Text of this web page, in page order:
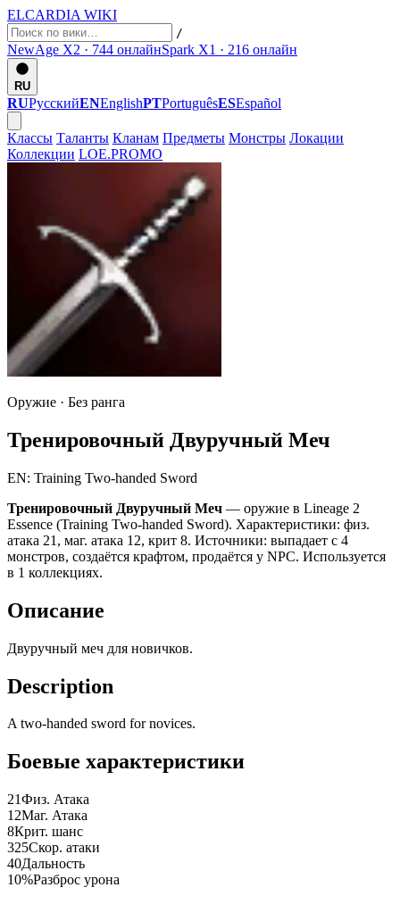
ELCARDIA WIKI
/
NewAge X2 · 744 онлайнSpark X1 · 216 онлайн
RU
RUРусскийENEnglishPTPortuguêsESEspañol
Классы Таланты Кланам Предметы Монстры Локации
Коллекции LOE.PROMO
Оружие · Без ранга
Тренировочный Двуручный Меч
EN: Training Two-handed Sword
Тренировочный Двуручный Меч — оружие в Lineage 2
Essence (Training Two-handed Sword). Характеристики: физ.
атака 21, маг. атака 12, крит 8. Источники: выпадает с 4
монстров, создаётся крафтом, продаётся у NPC. Используется
в 1 коллекциях.
Описание
Двуручный меч для новичков.
Description
A two-handed sword for novices.
Боевые характеристики
21Физ. Атака
12Маг. Атака
8Крит. шанс
325Скор. атаки
40Дальность
10%Разброс урона